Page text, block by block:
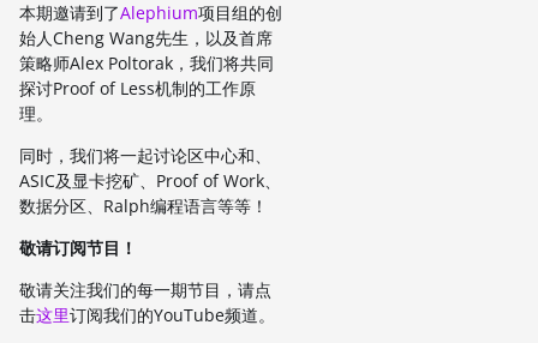
本期邀请到了Alephium项目组的创
始人Cheng Wang先生，以及首席
策略师Alex Poltorak，我们将共同
探讨Proof of Less机制的工作原
理。
同时，我们将一起讨论区中心和、
ASIC及显卡挖矿、Proof of Work、
数据分区、Ralph编程语言等等！
敬请订阅节目！
敬请关注我们的每一期节目，请点
击这里订阅我们的YouTube频道。